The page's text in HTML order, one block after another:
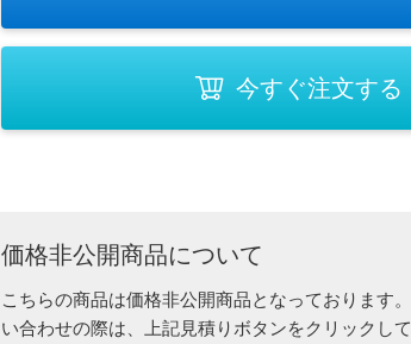
今すぐ注文する
価格非公開商品について
こちらの商品は価格非公開商品となっております
い合わせの際は、上記見積りボタンをクリックし